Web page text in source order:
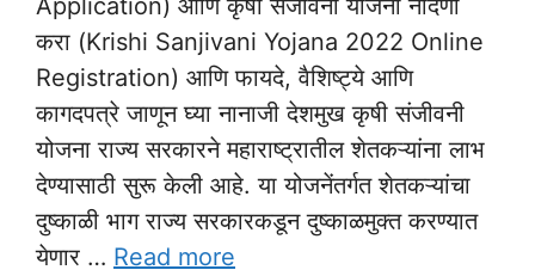
Application) आणि कृषी संजीवनी योजना नोंदणी
करा (Krishi Sanjivani Yojana 2022 Online
Registration) आणि फायदे, वैशिष्ट्ये आणि
कागदपत्रे जाणून घ्या नानाजी देशमुख कृषी संजीवनी
योजना राज्य सरकारने महाराष्ट्रातील शेतकऱ्यांना लाभ
देण्यासाठी सुरू केली आहे. या योजनेंतर्गत शेतकऱ्यांचा
दुष्काळी भाग राज्य सरकारकडून दुष्काळमुक्त करण्यात
येणार … Read more